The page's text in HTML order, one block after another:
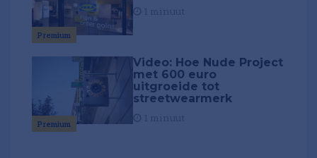
Premium
Premium
Video: Hoe Nude Project
met 600 euro
uitgroeide tot
streetwearmerk